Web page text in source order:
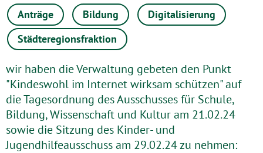
Anträge
Bildung
Digitalisierung
Städteregionsfraktion
wir haben die Verwaltung gebeten den Punkt
"Kindeswohl im Internet wirksam schützen" auf
die Tagesordnung des Ausschusses für Schule,
Bildung, Wissenschaft und Kultur am 21.02.24
sowie die Sitzung des Kinder- und
Jugendhilfeausschuss am 29.02.24 zu nehmen: